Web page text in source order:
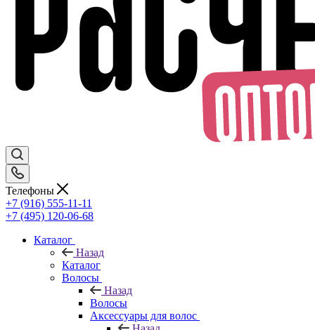
Телефоны
+7 (916) 555-11-11
+7 (495) 120-06-68
Каталог
Назад
Каталог
Волосы
Назад
Волосы
Аксессуары для волос